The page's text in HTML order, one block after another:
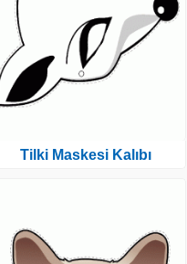
Tilki Maskesi Kalıbı